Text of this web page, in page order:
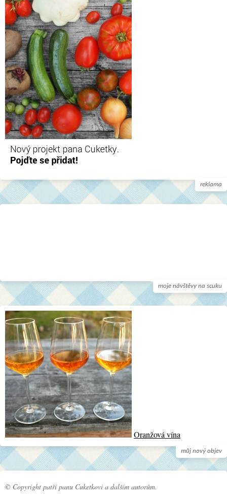
reklama
moje návštěvy na scuku
můj nový objev
Oranžová vína
© Copyright patří panu Cuketkovi a dalším autorům.